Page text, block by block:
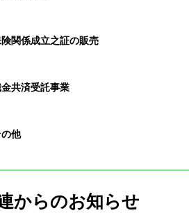
関係成立之証の販売
共済受託事業
他
からのお知らせ